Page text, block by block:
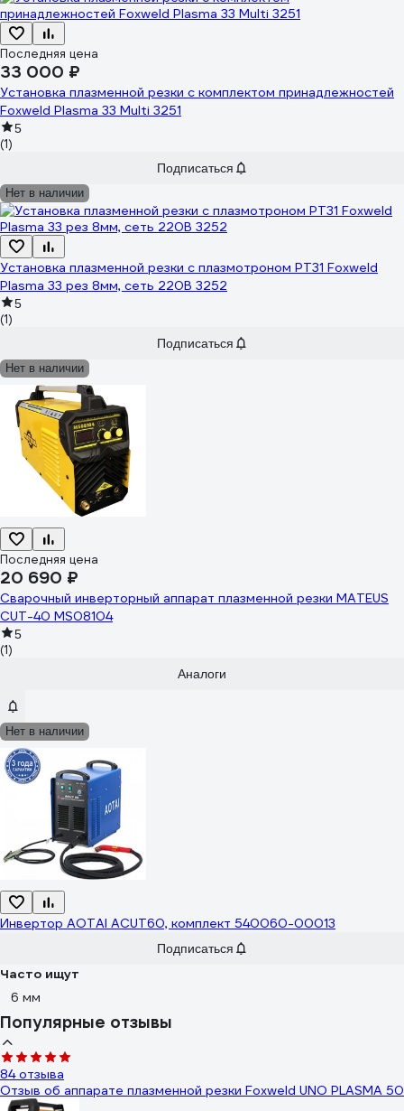
Последняя цена
33 000 ₽
Установка плазменной резки с комплектом принадлежностей
Foxweld Plasma 33 Multi 3251
5
(1)
Подписаться
Нет в наличии
Установка плазменной резки с плазмотроном PT31 Foxweld
Plasma 33 рез 8мм, сеть 220В 3252
5
(1)
Подписаться
Нет в наличии
Последняя цена
20 690 ₽
Сварочный инверторный аппарат плазменной резки MATEUS
CUT-40 MS08104
5
(1)
Аналоги
Нет в наличии
Инвертор AOTAI ACUT60, комплект 540060-00013
Подписаться
Часто ищут
6 мм
Популярные отзывы
84 отзыва
Отзыв об аппарате плазменной резки Foxweld UNO PLASMA 50